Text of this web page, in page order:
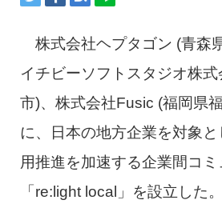
株式会社ヘプタゴン (青森
イチビーソフトスタジオ株
市)、株式会社Fusic (福岡県
に、日本の地方企業を対象
用推進を加速する企業間コミ
「re:light local」を設立した